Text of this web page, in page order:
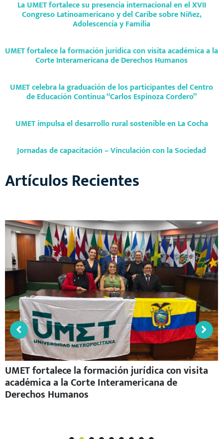
La UMET fortalece su presencia internacional en el XVII
Congreso Latinoamericano y del Caribe sobre Niñez,
Adolescencia y Familia
UMET fortalece la formación jurídica con visita académica a la
Corte Interamericana de Derechos Humanos
UMET celebra la graduación de los participantes del Centro
de Educación Continua “Carlos Espinoza Cordero”
UMET impulsa el desarrollo rural sostenible en La Cocha
Jornadas de capacitación – Vinculación con la Sociedad
Artículos Recientes
UMET fortalece la formación jurídica con visita
académica a la Corte Interamericana de
Derechos Humanos